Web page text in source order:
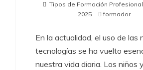
Tipos de Formación Profesional
2025
formador
En la actualidad, el uso de las
tecnologías se ha vuelto
nuestra vida diaria. Los niños